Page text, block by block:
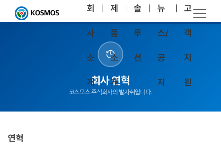
회
사
소
개
제
품
소
개
솔
루
션
뉴
스/
공
지
고
객
지
원
회사 연혁
코스모스 주식회사의 발자취입니다.
연혁